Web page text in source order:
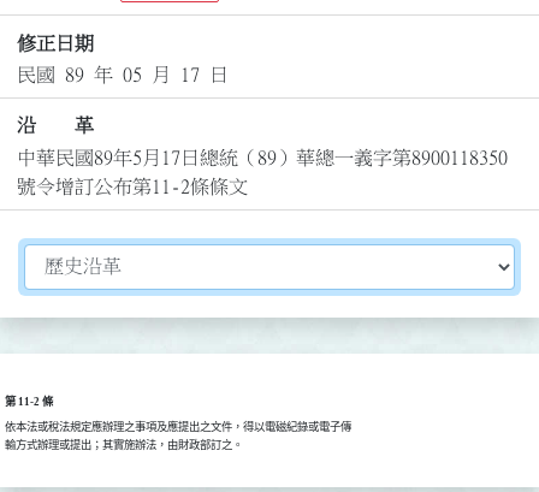
修正日期
民國 89 年 05 月 17 日
沿 革
中華民國89年5月17日總統（89）華總一義字第8900118350
號令增訂公布第11-2條條文
切換選擇法規資訊內容
第 11-2 條
依本法或稅法規定應辦理之事項及應提出之文件，得以電磁紀錄或電子傳
輸方式辦理或提出；其實施辦法，由財政部訂之。